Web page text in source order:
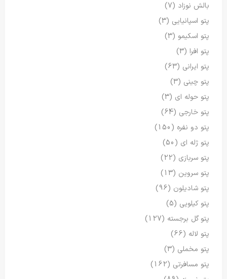
بالش نوزاد (7)
پتو اسپانیایی (3)
پتو اسکیمو (3)
پتو افرا (3)
پتو ایرانی (63)
پتو چینی (3)
پتو حوله ای (3)
پتو خارجی (64)
پتو دو نفره (150)
پتو ژله ای (50)
پتو سربازی (22)
پتو سروین (13)
پتو شادیلون (96)
پتو کیلویی (5)
پتو گل برجسته (127)
پتو لاله (66)
پتو مخملی (3)
پتو مسافرتی (162)